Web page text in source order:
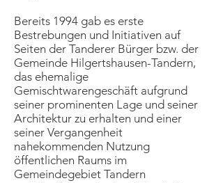
Bereits 1994 gab es erste
Bestrebungen und Initiativen auf
Seiten der Tanderer Bürger bzw. der
Gemeinde Hilgertshausen-Tandern,
das ehemalige
Gemischtwarengeschäft aufgrund
seiner prominenten Lage und seiner
Architektur zu erhalten und einer
seiner Vergangenheit
nahekommenden Nutzung
öffentlichen Raums im
Gemeindegebiet Tandern